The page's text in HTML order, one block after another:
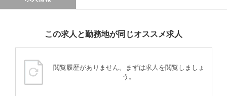
この求人と勤務地が同じオススメ求人
閲覧履歴がありません。まずは求人を閲覧しましょ
う。